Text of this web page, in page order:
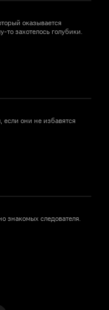
оказывается
захотелось голубики.
если они не избавятся
знакомых следователя.